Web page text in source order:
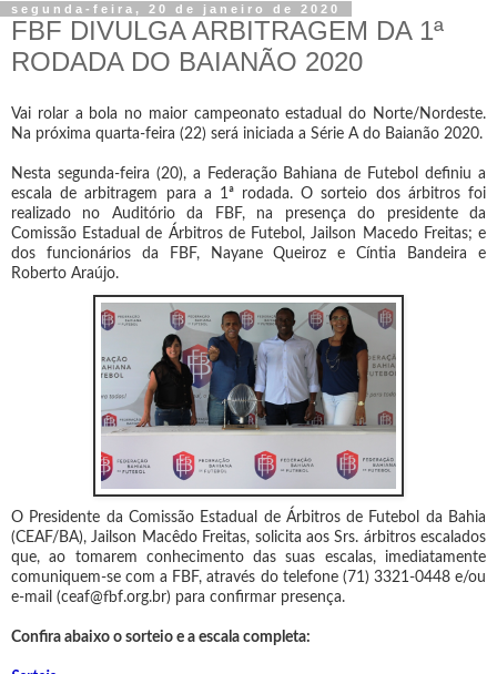
segunda-feira, 20 de janeiro de 2020
FBF DIVULGA ARBITRAGEM DA 1ª
RODADA DO BAIANÃO 2020
Vai rolar a bola no maior campeonato estadual do Norte/Nordeste.
Na próxima quarta-feira (22) será iniciada a Série A do Baianão 2020.
Nesta segunda-feira (20), a Federação Bahiana de Futebol definiu a
escala de arbitragem para a 1ª rodada. O sorteio dos árbitros foi
realizado no Auditório da FBF, na presença do presidente da
Comissão Estadual de Árbitros de Futebol, Jailson Macedo Freitas; e
dos funcionários da FBF, Nayane Queiroz e Cíntia Bandeira e
Roberto Araújo.
O Presidente da Comissão Estadual de Árbitros de Futebol da Bahia
(CEAF/BA), Jailson Macêdo Freitas, solicita aos Srs. árbitros escalados
que, ao tomarem conhecimento das suas escalas, imediatamente
comuniquem-se com a FBF, através do telefone (71) 3321-0448 e/ou
e-mail (ceaf@fbf.org.br) para confirmar presença.
Confira abaixo o sorteio e a escala completa: